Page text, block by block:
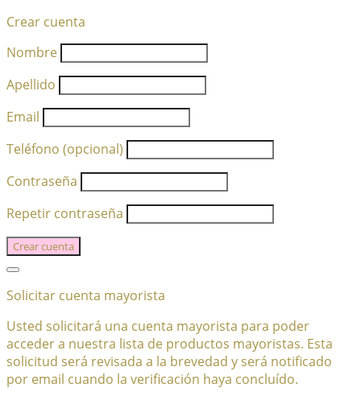
Crear cuenta
Nombre
Apellido
Email
Teléfono (opcional)
Contraseña
Repetir contraseña
Crear cuenta
Solicitar cuenta mayorista
Usted solicitará una cuenta mayorista para poder
acceder a nuestra lista de productos mayoristas. Esta
solicitud será revisada a la brevedad y será notificado
por email cuando la verificación haya concluído.